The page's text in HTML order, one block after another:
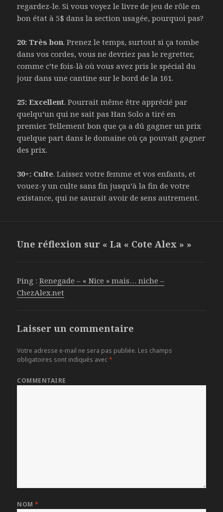
regardez-le. Si vous voyez le livre de jeu de rôle en
bon état à 5$ dans la section usagée, pourquoi pas?
20: Très bon. Prenez le temps, surtout si ça tombe
dans vos cordes, vous ne devriez pas le regretter,
comme c’te fois-là où vous avez pris le spécial du
jour dans une cantine sur le bord de la 161.
25: Excellent. Pourrait même être apprécié par
quelqu’un qui ne sait pas Han Solo a tiré en
premier. Tellement bon que ça a dû gagner un prix
quelque part dans le domaine où ça pouvait gagner
des prix.
30+: Culte. Laissez votre femme et vos enfants, et
vouez-y un culte sans fin jusqu’à la fin de votre
existance, qui ne saurait avoir de sens autrement.
Une réflexion sur « La « Cote Alex » »
Ping :Renegade – « Nice » mais… niche –
ChezAlex.net
Laisser un commentaire
Votre adresse e-mail ne sera pas publiée. Les champs
obligatoires sont indiqués avec*
COMMENTAIRE
NOM*